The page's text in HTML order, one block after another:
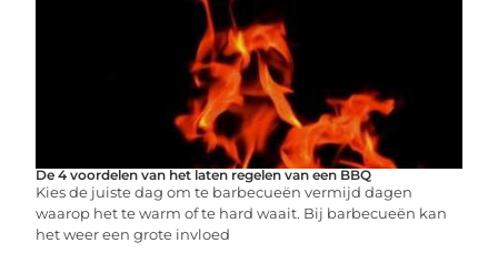
De 4 voordelen van het laten regelen van een BBQ
Kies de juiste dag om te barbecueën vermijd dagen
waarop het te warm of te hard waait. Bij barbecueën kan
het weer een grote invloed